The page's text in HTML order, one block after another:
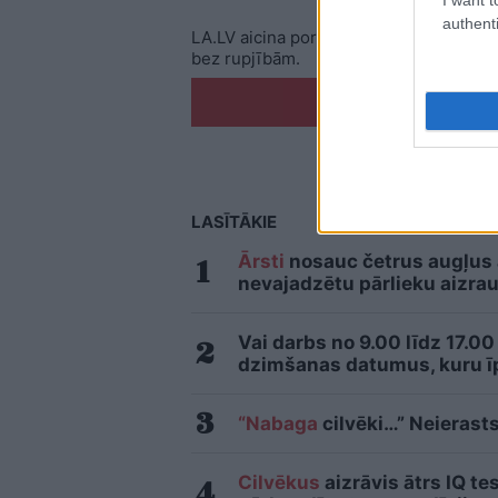
LA.LV aicina portāla lietotājus, rakstot
bez rupjībām.
LASĪTĀKIE
Ārsti nosauc četrus augļus
nevajadzētu pārlieku
Vai darbs no 9.00 līdz
dzimšanas datumus, kuru
“Nabaga cilvēki…”
Cilvēkus aizrāvis ātrs IQ